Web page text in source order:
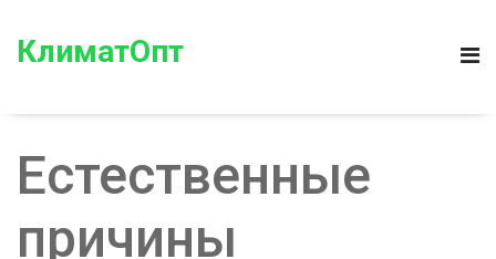
КлиматОпт
Естественные
причины